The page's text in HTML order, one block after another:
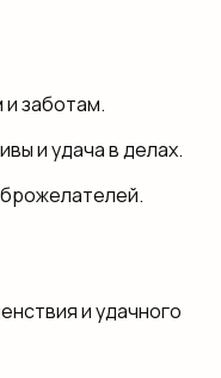
и заботам.
и удача в делах.
и удачного